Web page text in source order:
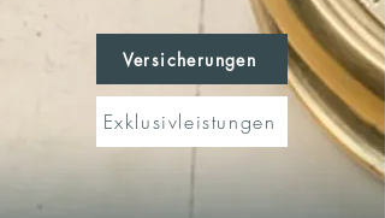
Versicherungen
Exklusivleistungen